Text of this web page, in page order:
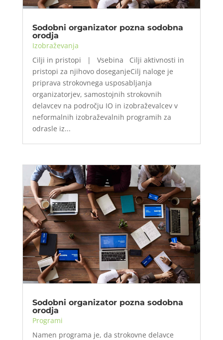
Sodobni organizator pozna sodobna
orodja
Izobraževanja
Cilji in pristopi | Vsebina Cilji aktivnosti in
pristopi za njihovo doseganjeCilj naloge je
priprava strokovnega usposabljanja
organizatorjev, samostojnih strokovnih
delavcev na področju IO in izobraževalcev v
neformalnih izobraževalnih programih za
odrasle iz...
Sodobni organizator pozna sodobna
orodja
Programi
Namen programa je, da strokovne delavce